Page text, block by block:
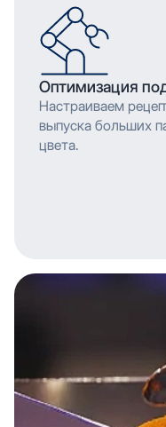
Оптимизация
Настраиваем
выпуска больших
цвета.